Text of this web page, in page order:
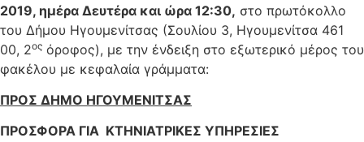
2019, ημέρα Δευτέρα και ώρα 12:30, στο πρωτόκολλο
του Δήμου Ηγουμενίτσας (Σουλίου 3, Ηγουμενίτσα 461
00, 2ος όροφος), με την ένδειξη στο εξωτερικό μέρος του
φακέλου με κεφαλαία γράμματα:
ΠΡΟΣ ΔΗΜΟ ΗΓΟΥΜΕΝΙΤΣΑΣ
ΠΡΟΣΦΟΡΑ ΓΙΑ ΚΤΗΝΙΑΤΡΙΚΕΣ ΥΠΗΡΕΣΙΕΣ